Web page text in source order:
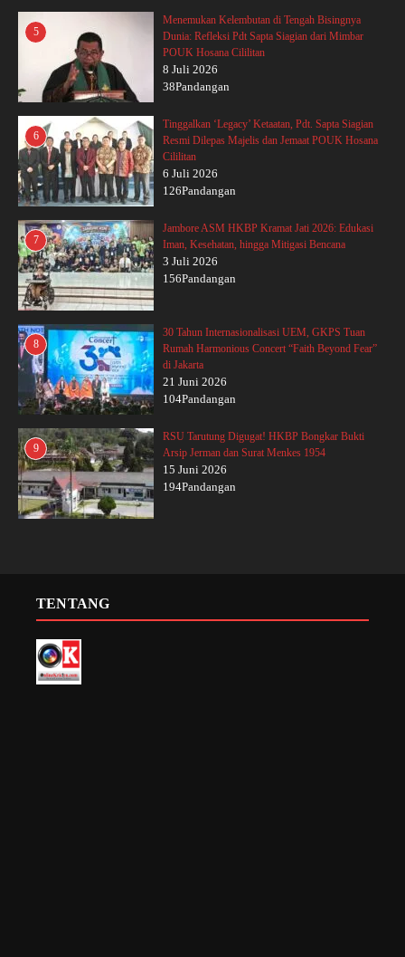
5
Menemukan Kelembutan di Tengah Bisingnya
Dunia: Refleksi Pdt Sapta Siagian dari Mimbar
POUK Hosana Cililitan
8 Juli 2026
38Pandangan
6
Tinggalkan ‘Legacy’ Ketaatan, Pdt. Sapta Siagian
Resmi Dilepas Majelis dan Jemaat POUK Hosana
Cililitan
6 Juli 2026
126Pandangan
7
Jambore ASM HKBP Kramat Jati 2026: Edukasi
Iman, Kesehatan, hingga Mitigasi Bencana
3 Juli 2026
156Pandangan
8
30 Tahun Internasionalisasi UEM, GKPS Tuan
Rumah Harmonious Concert “Faith Beyond Fear”
di Jakarta
21 Juni 2026
104Pandangan
9
RSU Tarutung Digugat! HKBP Bongkar Bukti
Arsip Jerman dan Surat Menkes 1954
15 Juni 2026
194Pandangan
TENTANG